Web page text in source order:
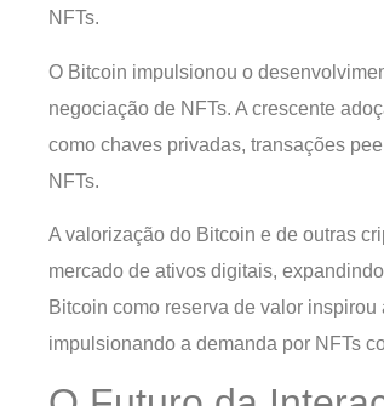
NFTs.
O Bitcoin impulsionou o
negociação de NFTs. A crescente
como chaves privadas, transações
NFTs.
A valorização do Bitcoin e de outras
mercado de ativos digitais,
Bitcoin como reserva de valor
impulsionando a demanda por NFTs